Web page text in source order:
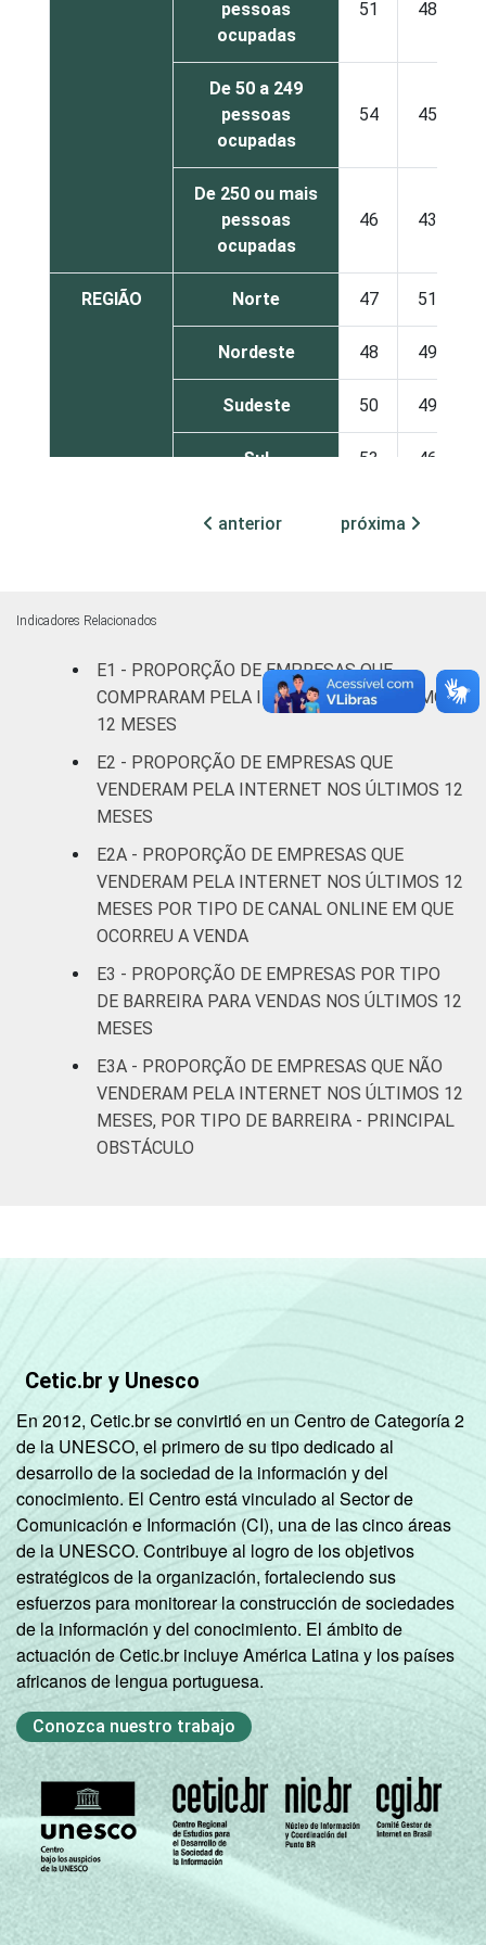
pessoas
ocupadas
51 48
De 50 a 249
pessoas
ocupadas
54 45
De 250 ou mais
pessoas
ocupadas
46 43
REGIÃO Norte 47 51
Nordeste 48 49
Sudeste 50 49
Sul 53 46
Centro-Oeste 54
ATUAÇÃO -
Comércio;
automotores e
motocicletas
Transporte,
armazenagem e
comunicações
56 42
Alojamento e
alimentação
46 52
Comunicação
50
Atividades
esporte e
recreação,
Outras
atividades de
serviços
55
* Base: 6929 empresas que declararam ter
acesso à Internet, com 10 ou mais pessoas
ocupadas, que constituem os seguintes
segmentos da CNAE 2.0 (C, F, G, H, I, J, L, M,
N, R e S). Respostas estimuladas e
rodiziadas. Dados coletados entre os meses
de setembro e dezembro de 2015.
anterior próxima
Indicadores Relacionados
E1 - PROPORÇÃO DE EMPRESAS QUE
COMPRARAM PELA INTERNET NOS ÚLTIMOS
12 MESES
E2 - PROPORÇÃO DE EMPRESAS QUE
VENDERAM PELA INTERNET NOS ÚLTIMOS 12
MESES
E2A - PROPORÇÃO DE EMPRESAS QUE
VENDERAM PELA INTERNET NOS ÚLTIMOS 12
MESES POR TIPO DE CANAL ONLINE EM QUE
OCORREU A VENDA
E3 - PROPORÇÃO DE EMPRESAS POR TIPO
DE BARREIRA PARA VENDAS NOS ÚLTIMOS 12
MESES
E3A - PROPORÇÃO DE EMPRESAS QUE NÃO
VENDERAM PELA INTERNET NOS ÚLTIMOS 12
MESES, POR TIPO DE BARREIRA - PRINCIPAL
OBSTÁCULO
Cetic.br y Unesco
En 2012, Cetic.br se convirtió en un Centro de Categoría 2
de la UNESCO, el primero de su tipo dedicado al
desarrollo de la sociedad de la información y del
conocimiento. El Centro está vinculado al Sector de
Comunicación e Información (CI), una de las cinco áreas
de la UNESCO. Contribuye al logro de los objetivos
estratégicos de la organización, fortaleciendo sus
esfuerzos para monitorear la construcción de sociedades
de la información y del conocimiento. El ámbito de
actuación de Cetic.br incluye América Latina y los países
africanos de lengua portuguesa.
Conozca nuestro trabajo